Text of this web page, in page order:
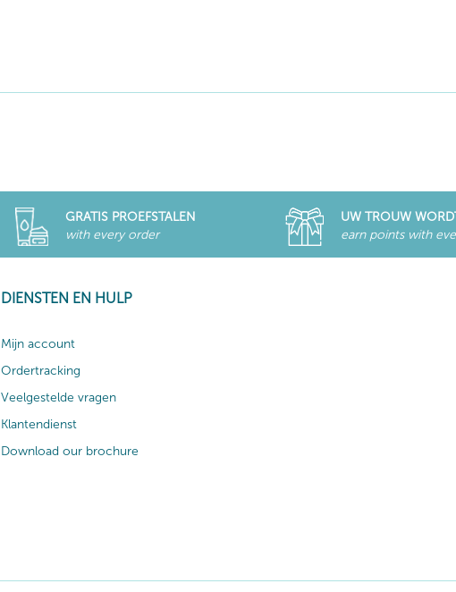
GRATIS PROEFSTALEN
with every order
UW TROUW
earn points with
DIENSTEN EN HULP
Mijn account
Ordertracking
Veelgestelde vragen
Klantendienst
Download our brochure